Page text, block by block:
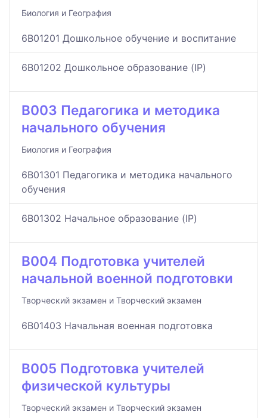
Биология и География
6B01201 Дошкольное обучение и воспитание
6B01202 Дошкольное образование (IP)
B003 Педагогика и методика
начального обучения
Биология и География
6B01301 Педагогика и методика начального
обучения
6B01302 Начальное образование (IP)
B004 Подготовка учителей
начальной военной подготовки
Творческий экзамен и Творческий экзамен
6B01403 Начальная военная подготовка
B005 Подготовка учителей
физической культуры
Творческий экзамен и Творческий экзамен